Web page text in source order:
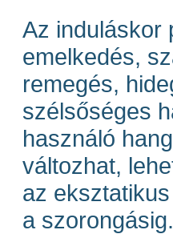
Az induláskor
emelkedés,
remegés,
szélsőséges
használó
változhat,
az
a szorongásig.